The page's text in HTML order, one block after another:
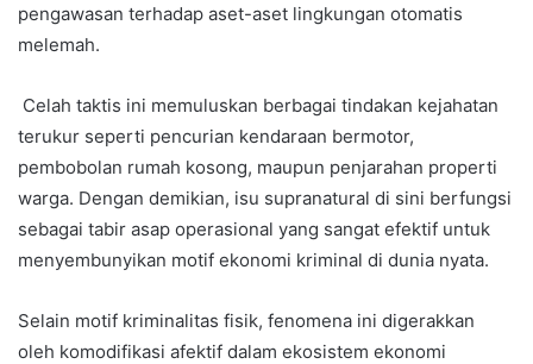
pengawasan terhadap aset-aset lingkungan otomatis
melemah.
Celah taktis ini memuluskan berbagai tindakan kejahatan
terukur seperti pencurian kendaraan bermotor,
pembobolan rumah kosong, maupun penjarahan properti
warga. Dengan demikian, isu supranatural di sini berfungsi
sebagai tabir asap operasional yang sangat efektif untuk
menyembunyikan motif ekonomi kriminal di dunia nyata.
Selain motif kriminalitas fisik, fenomena ini digerakkan
oleh komodifikasi afektif dalam ekosistem ekonomi